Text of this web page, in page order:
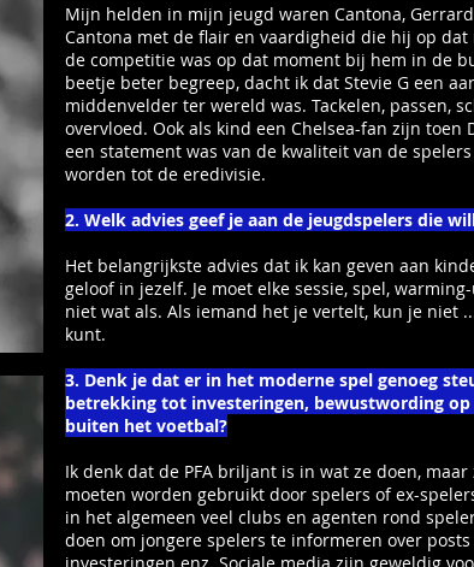
Mijn helden in mijn jeugd waren Cantona,
Cantona met de flair en vaardigheid die hij op
de competitie was op dat moment bij hem in de
beetje beter begreep, dacht ik dat Stevie G een
middenvelder ter wereld was. Tackelen, passen,
overvloed. Ook als kind een Chelsea-fan zijn toen
een statement was van de kwaliteit van de
worden tot de eredivisie.
2. Welk advies geef je aan de jeugdspelers die
Het belangrijkste advies dat ik kan geven aan
geloof in jezelf. Je moet elke sessie, spel,
niet wat als. Als iemand het je vertelt, kun je niet
kunt.
3. Denk je dat er in het moderne spel genoeg
betrekking tot investeringen, bewustwording op
buiten het voetbal?
Ik denk dat de PFA briljant is in wat ze doen,
moeten worden gebruikt door spelers of ex-
in het algemeen veel clubs en agenten rond
doen om jongere spelers te informeren over